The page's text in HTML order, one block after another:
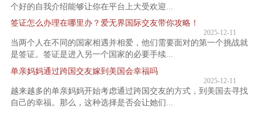
个好的自我介绍能够让你在平台上大受欢迎...
签证怎么办理在哪里办？爱无界国际交友带你攻略！
2025-12-11
当两个人在不同的国家相遇并相爱，他们需要面对的第一个挑战就
是签证。签证是进入另一个国家的必要手续...
单亲妈妈通过跨国交友嫁到美国会幸福吗
2025-12-11
越来越多的单亲妈妈开始考虑通过跨国交友的方式，到美国去寻找
自己的幸福。那么，这种选择是否会让她们...